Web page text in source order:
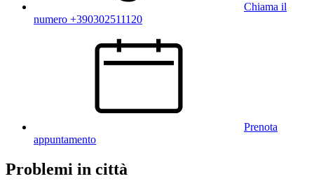
Chiama il
numero +390302511120
Prenota
appuntamento
Problemi in città